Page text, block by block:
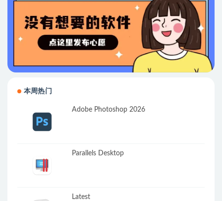
本周热门
Adobe Photoshop 2026
Parallels Desktop
Latest